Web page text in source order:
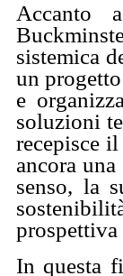
Accanto
sistemica
un
e
soluzioni
recepisce
ancora
senso, la
In questa